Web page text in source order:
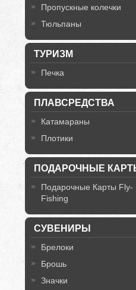
Пропускные колечки
Тюльпаны
ТУРИЗМ
Печка
ПЛАВСРЕДСТВА
Катамараны
Плотики
ПОДАРОЧНЫЕ
Подарочные Карты Fly-
Fishing
СУВЕНИРЫ
Брелоки
Брошь
Значки